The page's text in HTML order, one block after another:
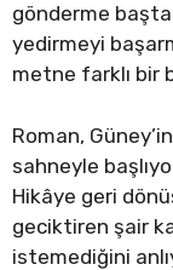
gönderme
yedirmeyi
metne farklı bir
Roman,
sahneyle
Hikâye geri
geciktiren şair
istemediğini